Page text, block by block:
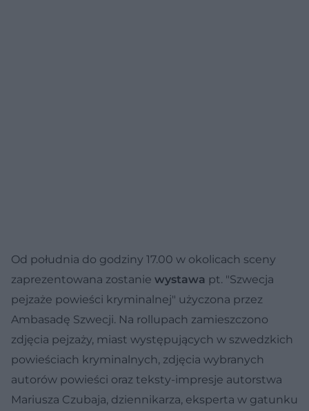
Od południa do godziny 17.00 w okolicach sceny
zaprezentowana zostanie wystawa pt. "Szwecja
pejzaże powieści kryminalnej" użyczona przez
Ambasadę Szwecji. Na rollupach zamieszczono
zdjęcia pejzaży, miast występujących w szwedzkich
powieściach kryminalnych, zdjęcia wybranych
autorów powieści oraz teksty-impresje autorstwa
Mariusza Czubaja, dziennikarza, eksperta w gatunku